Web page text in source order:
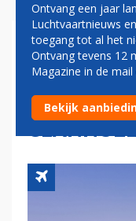
ACTIES
AIRLINES
OPNIEUW
Ontvang een jaar
Luchtvaartnieuws
toegang tot al het
Ontvang tevens 12
Magazine in de
Bekijk